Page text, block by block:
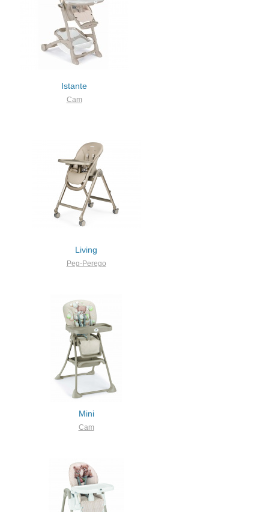
Istante
Cam
Living
Peg-Perego
Mini
Cam